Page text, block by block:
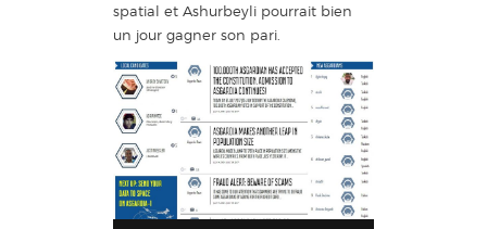
spatial et Ashurbeyli pourrait bien
un jour gagner son pari.